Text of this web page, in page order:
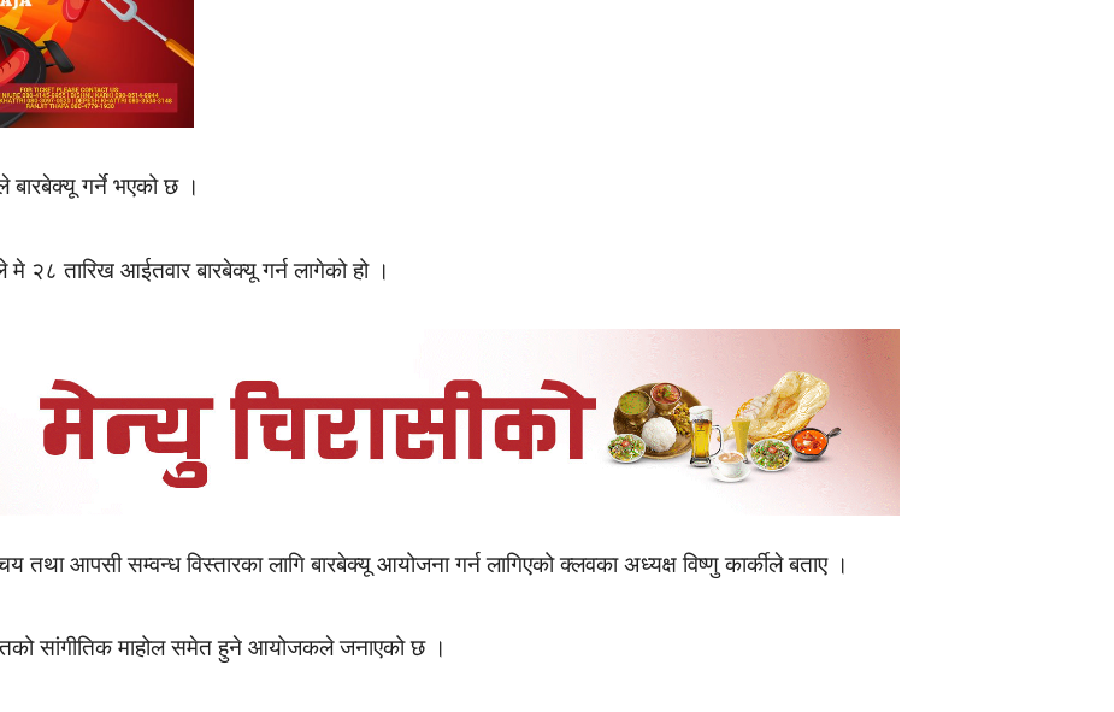
गर्ने भएको छ ।
२८ तारिख आईतवार बारबेक्यू गर्न लागेको हो ।
तथा आपसी सम्वन्ध विस्तारका लागि बारबेक्यू आयोजना गर्न लागिएको क्लवका अध्यक्ष विष्णु कार्कीले बताए ।
सांगीतिक माहोल समेत हुने आयोजकले जनाएको छ ।